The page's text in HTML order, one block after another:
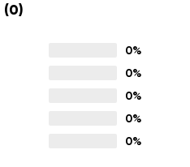
(0)
0%
0%
0%
0%
0%